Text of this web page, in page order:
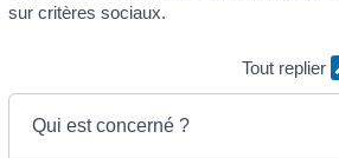
sur critères sociaux.
Tout replier
Qui est concerné ?